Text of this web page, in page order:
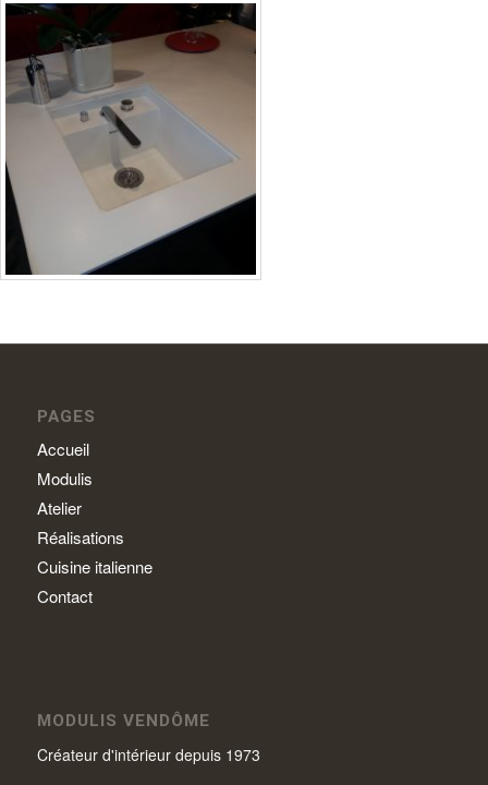
PAGES
Accueil
Modulis
Atelier
Réalisations
Cuisine italienne
Contact
MODULIS VENDÔME
Créateur d'intérieur depuis 1973